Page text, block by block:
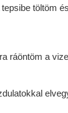
töltöm
ráöntöm a